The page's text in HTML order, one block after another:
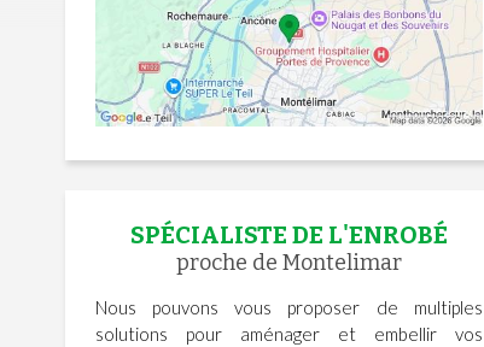
SPÉCIALISTE DE L'ENROBÉ
proche de Montelimar
Nous pouvons vous proposer de multiples
solutions pour aménager et embellir vos